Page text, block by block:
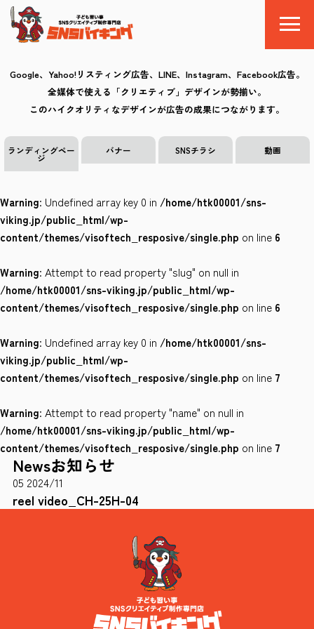
SNSバイキングとは
料金
制作の流れ
クリエイティブ
お気に入り
会社案内
サイトポリシー
0120-78-8169
［受付時間］ 9：00～18：00 ※土・日・祝祭日・年末年始は除く
お問い合わせはこちら
Google、Yahoo!リスティング広告、LINE、Instagram、Facebook広告。
全媒体で使える「クリエティブ」デザインが勢揃い。
このハイクオリティなデザインが広告の成果につながります。
ランディングペー
ジ
バナー SNSチラシ 動画
Warning: Undefined array key 0 in /home/htk00001/sns-
viking.jp/public_html/wp-
content/themes/visoftech_resposive/single.php on line 6
Warning: Attempt to read property "slug" on null in
/home/htk00001/sns-viking.jp/public_html/wp-
content/themes/visoftech_resposive/single.php on line 6
Warning: Undefined array key 0 in /home/htk00001/sns-
viking.jp/public_html/wp-
content/themes/visoftech_resposive/single.php on line 7
Warning: Attempt to read property "name" on null in
/home/htk00001/sns-viking.jp/public_html/wp-
content/themes/visoftech_resposive/single.php on line 7
Newsお知らせ
05 2024/11
reel video_CH-25H-04